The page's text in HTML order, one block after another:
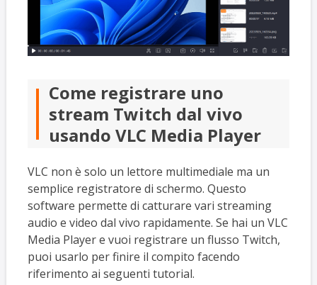
Come registrare uno
stream Twitch dal vivo
usando VLC Media Player
VLC non è solo un lettore multimediale ma un
semplice registratore di schermo. Questo
software permette di catturare vari streaming
audio e video dal vivo rapidamente. Se hai un VLC
Media Player e vuoi registrare un flusso Twitch,
puoi usarlo per finire il compito facendo
riferimento ai seguenti tutorial.